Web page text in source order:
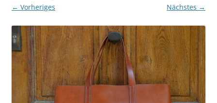
← Vorheriges Nächstes →